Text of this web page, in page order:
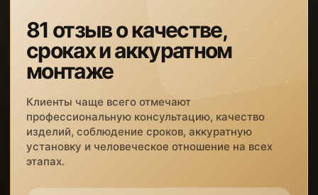
81 отзыв о качестве,
сроках и аккуратном
монтаже
Клиенты чаще всего отмечают
профессиональную консультацию, качество
изделий, соблюдение сроков, аккуратную
установку и человеческое отношение на всех
этапах.